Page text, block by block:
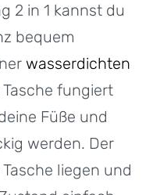
2 in 1 kannst du
bequem
wasserdichten
fungiert
Füße und
werden. Der
liegen und